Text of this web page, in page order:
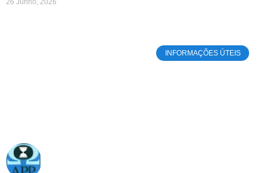
INFORMAÇÕES ÚTEIS